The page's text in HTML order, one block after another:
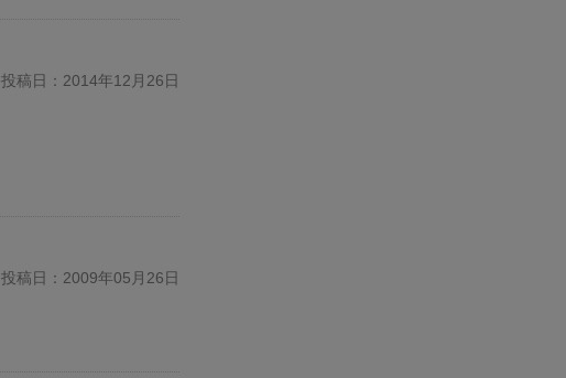
投稿日：2014年12月26日
投稿日：2009年05月26日